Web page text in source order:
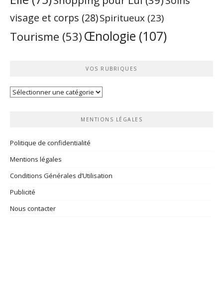
visage et corps (28)Spiritueux (23)
Tourisme (53) Œnologie (107)
VOS RUBRIQUES
Vos
MENTIONS LÉGALES
Politique de confidentialité
Mentions légales
Conditions Générales d’Utilisation
Publicité
Nous contacter